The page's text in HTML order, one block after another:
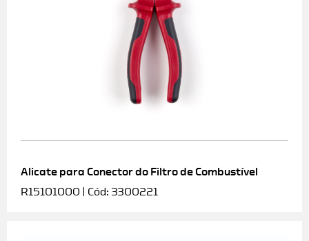
Alicate para Conector do Filtro de Combustível
R15101000 | Cód: 3300221